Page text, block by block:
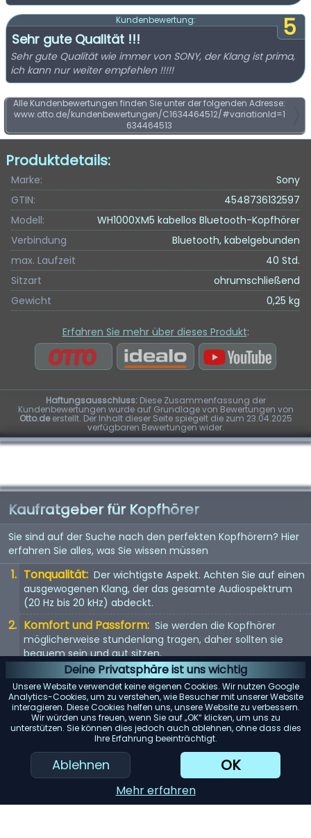
Deine Privatsphäre ist uns wichtig
Unsere Website verwendet keine eigenen Cookies. Wir nutzen Google
Analytics-Cookies, um zu verstehen, wie Besucher mit unserer Website
interagieren. Diese Cookies helfen uns, unsere Website zu verbessern.
Wir würden uns freuen, wenn Sie auf „OK“ klicken, um uns zu
unterstützen. Sie können dies jedoch auch ablehnen, ohne dass dies
Ihre Erfahrung beeinträchtigt.
Ablehnen OK
Mehr erfahren
5
Kundenbewertung:
Sehr gute Qualität !!!
Sehr gute Qualität wie immer von SONY, der Klang ist prima,
ich kann nur weiter empfehlen !!!!!
Alle Kundenbewertungen finden Sie unter der folgenden Adresse:
www.otto.de/kundenbewertungen/C1634464512/#variationId=1
634464513
Produktdetails:
Marke:
Sony
GTIN:
4548736132597
Modell:
WH1000XM5 kabellos Bluetooth-Kopfhörer
Verbindung
Bluetooth, kabelgebunden
max. Laufzeit
40 Std.
Sitzart
ohrumschließend
Gewicht
0,25 kg
Erfahren Sie mehr über dieses Produkt:
Haftungsausschluss:Diese Zusammenfassung der
Kundenbewertungen wurde auf Grundlage von Bewertungen von
Otto.deerstellt. Der Inhalt dieser Seite spiegelt die zum 23.04.2025
verfügbaren Bewertungen wider.
Kaufratgeber für Kopfhörer
Sie sind auf der Suche nach den perfekten Kopfhörern? Hier
erfahren Sie alles, was Sie wissen müssen
Tonqualität: Der wichtigste Aspekt. Achten Sie auf einen
ausgewogenen Klang, der das gesamte Audiospektrum
(20 Hz bis 20 kHz) abdeckt.
Komfort und Passform: Sie werden die Kopfhörer
möglicherweise stundenlang tragen, daher sollten sie
bequem sein und gut sitzen.
Kopfhörertyp: In-Ear, On-Ear oder Over-Ear? Jeder Typ
hat seine Vor- und Nachteile. Wählen Sie entsprechend
Ihren Vorlieben.
Mit Kabel oder kabellos: Kabellose Kopfhörer bieten
Bewegungsfreiheit, aber kabelgebundene Kopfhörer
bieten in der Regel eine bessere Tonqualität.
KI-Einkaufsassistent